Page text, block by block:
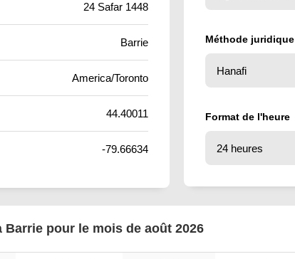
24 Safar 1448
Barrie
America/Toronto
44.40011
-79.66634
Méthode juridique
Format de l'heure
pour le mois de août 2026